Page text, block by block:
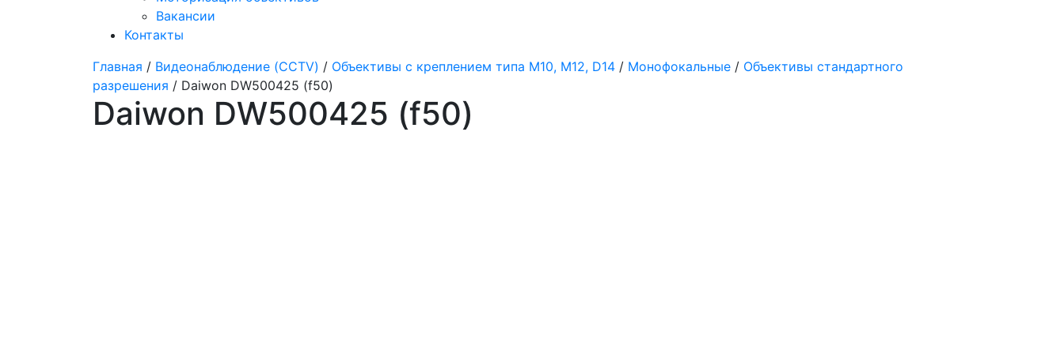
Вакансии
Контакты
Главная / Видеонаблюдение (CCTV) / Объективы с креплением типа M10, M12, D14 / Монофокальные / Объективы стандартного
разрешения / Daiwon DW500425 (f50)
Daiwon DW500425 (f50)